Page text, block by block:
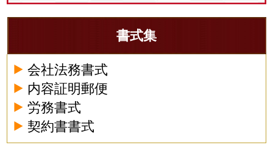
書式集
会社法務書式
内容証明郵便
労務書式
契約書書式